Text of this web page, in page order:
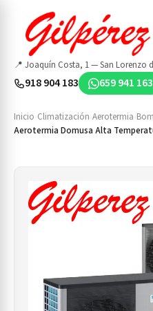
📍 Joaquín Costa, 1 — San Lorenzo
918 904 183 659 941 163
Inicio Climatización Aerotermia
Aerotermia Domusa Alta